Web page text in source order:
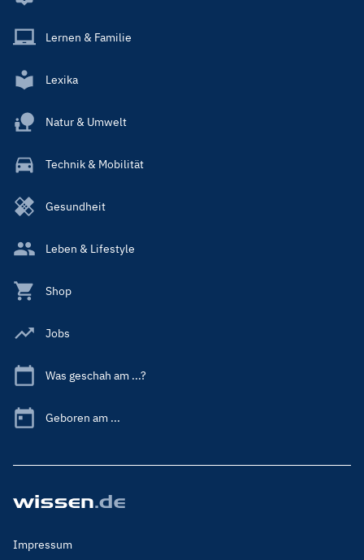
Lernen & Familie
Lexika
Natur & Umwelt
Technik & Mobilität
Gesundheit
Leben & Lifestyle
Shop
Jobs
Was geschah am ...?
Geboren am ...
Footer
Impressum